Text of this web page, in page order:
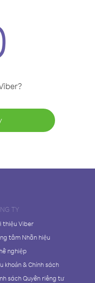
TY
thiệu Viber
tâm Nhãn hiệu
nghiệp
khoản & Chính sách
sách Quyền riêng tư